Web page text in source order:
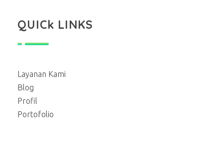
QUICk LINKS
Layanan Kami
Blog
Profil
Portofolio